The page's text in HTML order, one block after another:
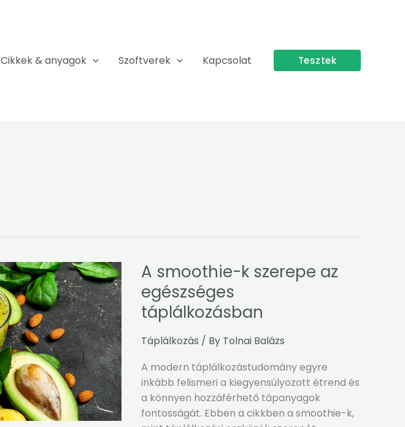
Cikkek & anyagok Szoftverek Kapcsolat Tesztek
A smoothie-k szerepe az
egészséges
táplálkozásban
Táplálkozás / By Tolnai Balázs
A modern táplálkozástudomány egyre
inkább felismeri a kiegyensúlyozott étrend és
a könnyen hozzáférhető tápanyagok
fontosságát. Ebben a cikkben a smoothie-k,
A
smoothie-
k
szerepe
egészséges
táplálkozásban